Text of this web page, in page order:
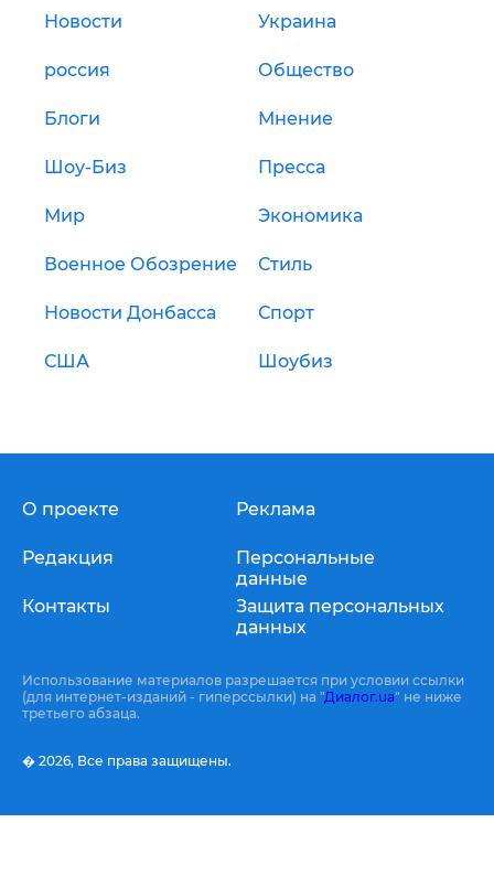
Новости Украина
россия Общество
Блоги Мнение
Шоу-Биз Пресса
Мир Экономика
Военное Обозрение Стиль
Новости Донбасса Спорт
США Шоубиз
О проекте
Редакция
Контакты
Реклама
Персональные
данные
Защита персональных
данных
Использование материалов разрешается при условии ссылки
(для интернет-изданий - гиперссылки) на "Диалог.ua" не ниже
третьего абзаца.
� 2026, Все права защищены.